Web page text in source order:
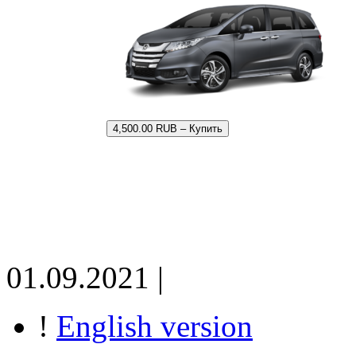
4,500.00 RUB – Купить
01.09.2021 |
! English version